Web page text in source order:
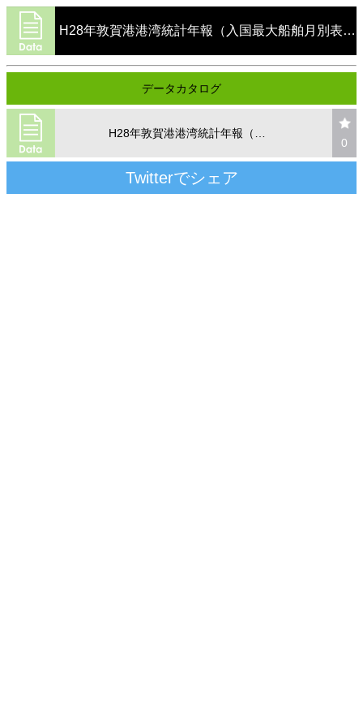
H28年敦賀港港湾統計年報（入国最大船舶月別表 外航船）
データカタログ
0
Twitterでシェア